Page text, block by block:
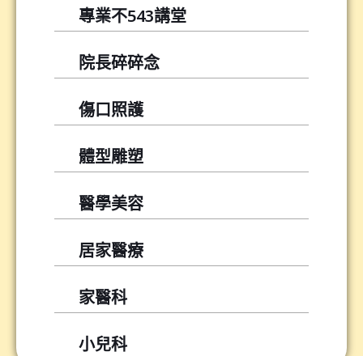
專業不543講堂
院長碎碎念
傷口照護
體型雕塑
醫學美容
居家醫療
家醫科
小兒科